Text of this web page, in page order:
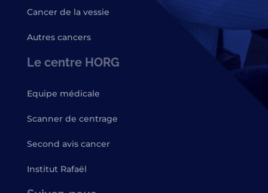
Cancer de la vessie
Autres cancers
Le centre HORG
Equipe médicale
Scanner de centrage
Second avis cancer
Institut Rafaël